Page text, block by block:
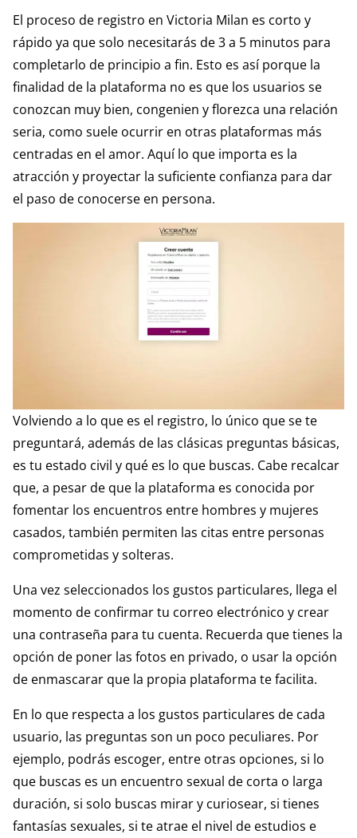
El proceso de registro en Victoria Milan es corto y
rápido ya que solo necesitarás de 3 a 5 minutos para
completarlo de principio a fin. Esto es así porque la
finalidad de la plataforma no es que los usuarios se
conozcan muy bien, congenien y florezca una relación
seria, como suele ocurrir en otras plataformas más
centradas en el amor. Aquí lo que importa es la
atracción y proyectar la suficiente confianza para dar
el paso de conocerse en persona.
Volviendo a lo que es el registro, lo único que se te
preguntará, además de las clásicas preguntas básicas,
es tu estado civil y qué es lo que buscas. Cabe recalcar
que, a pesar de que la plataforma es conocida por
fomentar los encuentros entre hombres y mujeres
casados, también permiten las citas entre personas
comprometidas y solteras.
Una vez seleccionados los gustos particulares, llega el
momento de confirmar tu correo electrónico y crear
una contraseña para tu cuenta. Recuerda que tienes la
opción de poner las fotos en privado, o usar la opción
de enmascarar que la propia plataforma te facilita.
En lo que respecta a los gustos particulares de cada
usuario, las preguntas son un poco peculiares. Por
ejemplo, podrás escoger, entre otras opciones, si lo
que buscas es un encuentro sexual de corta o larga
duración, si solo buscas mirar y curiosear, si tienes
fantasías sexuales, si te atrae el nivel de estudios e